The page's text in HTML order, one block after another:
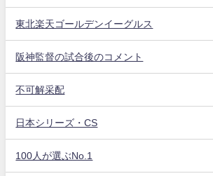
東北楽天ゴールデンイーグルス
阪神監督の試合後のコメント
不可解采配
日本シリーズ・CS
100人が選ぶNo.1